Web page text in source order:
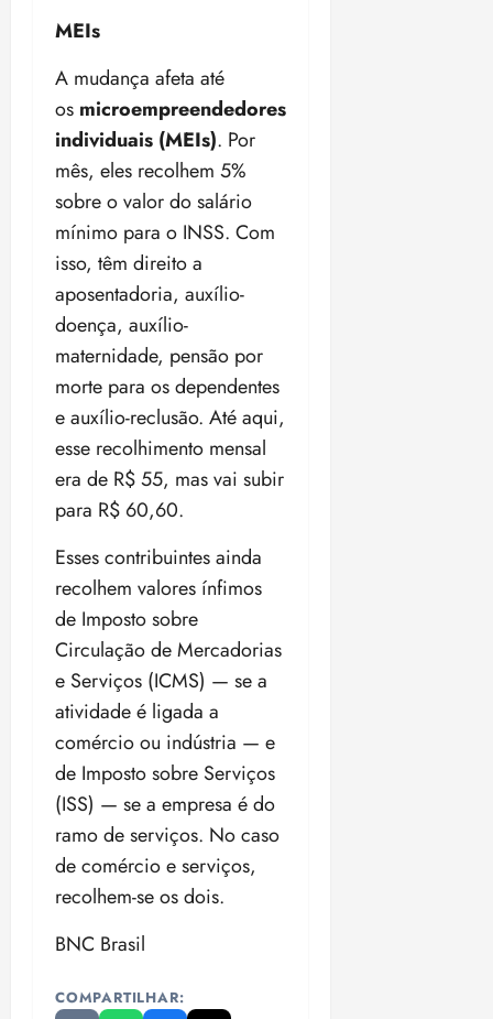
MEIs
A mudança afeta até
os microempreendedores
individuais (MEIs). Por
mês, eles recolhem 5%
sobre o valor do salário
mínimo para o INSS. Com
isso, têm direito a
aposentadoria, auxílio-
doença, auxílio-
maternidade, pensão por
morte para os dependentes
e auxílio-reclusão. Até aqui,
esse recolhimento mensal
era de R$ 55, mas vai subir
para R$ 60,60.
Esses contribuintes ainda
recolhem valores ínfimos
de Imposto sobre
Circulação de Mercadorias
e Serviços (ICMS) — se a
atividade é ligada a
comércio ou indústria — e
de Imposto sobre Serviços
(ISS) — se a empresa é do
ramo de serviços. No caso
de comércio e serviços,
recolhem-se os dois.
BNC Brasil
COMPARTILHAR: